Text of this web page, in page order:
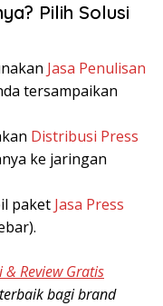
Pilih Solusi
Jasa Penulisan
tersampaikan
Distribusi Press
ke jaringan
paket Jasa Press
& Review Gratis
bagi brand